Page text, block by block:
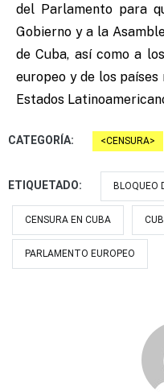
del Parlamento para
Gobierno y a la
de Cuba, así como a
europeo y de los países
Estados
CATEGORÍA: CENSURA
ETIQUETADO: BLOQUEO
CENSURA EN CUBA
PARLAMENTO EUROPEO